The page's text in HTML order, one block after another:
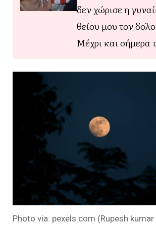
δεν χώρισε η
θείου μου τον
Μέχρι και σήμερα
Photo via: pexels.com (Rupesh kumar